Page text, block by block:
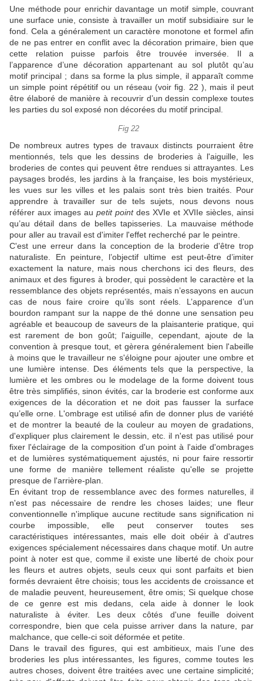
Une méthode pour enrichir davantage un motif simple, couvrant
une surface unie, consiste à travailler un motif subsidiaire sur le
fond.
Cela a généralement un caractère monotone et formel afin
de ne pas entrer en conflit avec la décoration primaire, bien que
cette relation puisse parfois être trouvée inversée.
Il a
l’apparence d’une décoration appartenant au sol plutôt qu’au
motif principal ; dans sa forme la plus simple, il apparaît comme
un simple point répétitif ou un réseau (voir fig. 22 ), mais il peut
être élaboré de manière à recouvrir d’un dessin complexe toutes
les parties du sol exposé non décorées du motif principal.
Fig 22
De nombreux autres types de travaux distincts pourraient être
mentionnés, tels que les dessins de broderies à l'aiguille, les
broderies de contes qui peuvent être rendues si attrayantes.
Les
paysages brodés, les jardins à la française, les bois mystérieux,
les vues sur les villes et les palais sont très bien traités.
Pour
apprendre à travailler sur de tels sujets, nous devons nous
référer aux images au petit pointdes XVIe et XVIIe siècles, ainsi
qu’au détail dans de belles tapisseries.
La mauvaise méthode
pour aller au travail est d'imiter l'effet recherché par le peintre.
C'est une erreur dans la conception de la broderie d'être trop
naturaliste.
En peinture, l’objectif ultime est peut-être d’imiter
exactement la nature, mais nous cherchons ici des fleurs, des
animaux et des figures à broder, qui possèdent le caractère et la
ressemblance des objets représentés, mais n’essayons en aucun
cas de nous faire croire qu’ils sont réels.
L’apparence d’un
bourdon rampant sur la nappe de thé donne une sensation peu
agréable et beaucoup de saveurs de la plaisanterie pratique, qui
est rarement de bon goût;
l'aiguille, cependant, ajoute de la
convention à presque tout, et gèrera généralement bien l'abeille
à moins que le travailleur ne s'éloigne pour ajouter une ombre et
une lumière intense.
Des éléments tels que la perspective, la
lumière et les ombres ou le modelage de la forme doivent tous
être très simplifiés, sinon évités, car la broderie est conforme aux
exigences de la décoration et ne doit pas fausser la surface
qu’elle orne.
L'ombrage est utilisé afin de donner plus de variété
et de montrer la beauté de la couleur au moyen de gradations,
d'expliquer plus clairement le dessin, etc.
il n'est pas utilisé pour
fixer l'éclairage de la composition d'un point à l'aide d'ombrages
et de lumières systématiquement ajustés, ni pour faire ressortir
une forme de manière tellement réaliste qu'elle se projette
presque de l'arrière-plan.
En évitant trop de ressemblance avec des formes naturelles, il
n'est pas nécessaire de rendre les choses laides;
une fleur
conventionnelle n'implique aucune rectitude sans signification ni
courbe impossible, elle peut conserver toutes ses
caractéristiques intéressantes, mais elle doit obéir à d'autres
exigences spécialement nécessaires dans chaque motif. Un autre
point à noter est que, comme il existe une liberté de choix pour
les fleurs et autres objets, seuls ceux qui sont parfaits et bien
formés devraient être choisis; tous les accidents de croissance et
de maladie peuvent, heureusement, être omis; Si quelque chose
de ce genre est mis dedans, cela aide à donner le look
naturaliste à éviter.
Les deux côtés d'une feuille doivent
correspondre, bien que cela puisse arriver dans la nature, par
malchance, que celle-ci soit déformée et petite.
Dans le travail des figures, qui est ambitieux, mais l’une des
broderies les plus intéressantes, les figures, comme toutes les
autres choses, doivent être traitées avec une certaine simplicité;